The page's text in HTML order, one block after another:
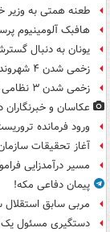
طعنه همتی به وزیر
هافبک آلومینیوم
یونان به دنبال
زخمی شدن ۴ شهروند یمنی در حمله مزدوران سعودی
زخمی شدن ۳ نظامی لبنانی در زوطر غربی
عکاسان و
ورود فرمانده
آغاز تحقیقات
مسیر درآمدزایی
پیمان دفاعی مکه!
مربی سابق
دستگیری مسئول یک